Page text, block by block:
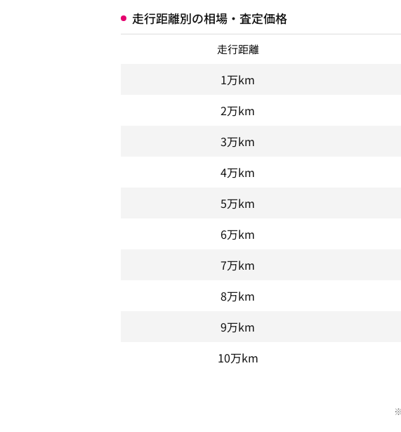
走行距離別の相場・査定価格
走行距離
1万km
2万km
3万km
4万km
5万km
6万km
7万km
8万km
9万km
10万km